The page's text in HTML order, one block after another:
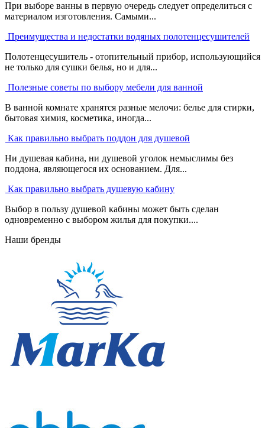
При выборе ванны в первую очередь следует определиться с
материалом изготовления. Самыми...
Преимущества и недостатки водяных полотенцесушителей
Полотенцесушитель - отопительный прибор, использующийся
не только для сушки белья, но и для...
Полезные советы по выбору мебели для ванной
В ванной комнате хранятся разные мелочи: белье для стирки,
бытовая химия, косметика, иногда...
Как правильно выбрать поддон для душевой
Ни душевая кабина, ни душевой уголок немыслимы без
поддона, являющегося их основанием. Для...
Как правильно выбрать душевую кабину
Выбор в пользу душевой кабины может быть сделан
одновременно с выбором жилья для покупки....
Наши бренды